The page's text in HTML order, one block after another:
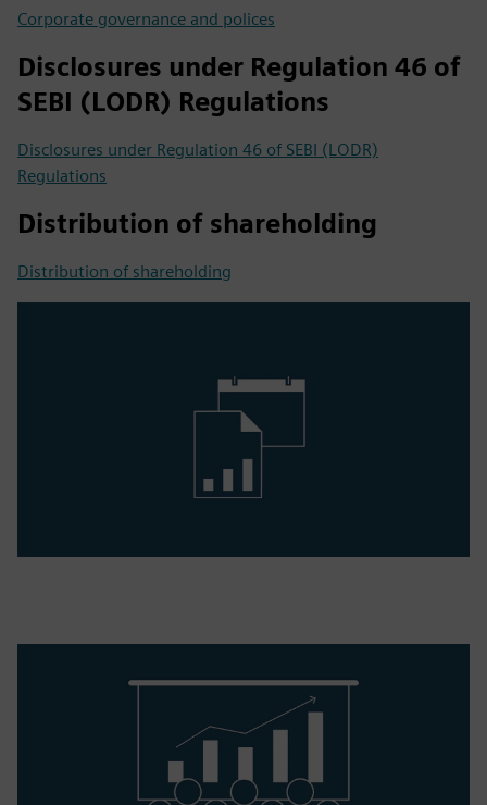
Corporate governance and polices
Disclosures under Regulation 46 of
SEBI (LODR) Regulations
Disclosures under Regulation 46 of SEBI (LODR)
Regulations
Distribution of shareholding
Distribution of shareholding